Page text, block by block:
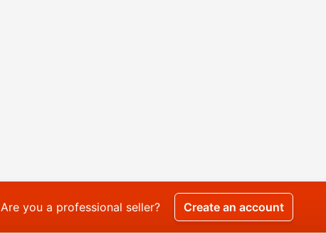
Are you a professional seller? Create an account